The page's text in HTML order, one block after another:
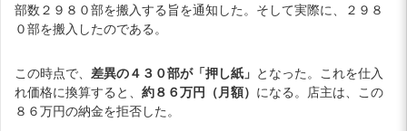
部数２９８０部を搬入する旨を通知した。そして実際に、２９８
０部を搬入したのである。
この時点で、 差異の４３０部が「押し紙」 となった。これを仕入
れ価格に換算すると、 約８６万円（月額） になる。店主は、この
８６万円の納金を拒否した。